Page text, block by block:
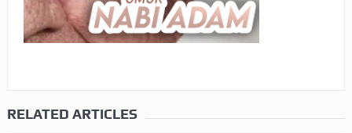
RELATED ARTICLES